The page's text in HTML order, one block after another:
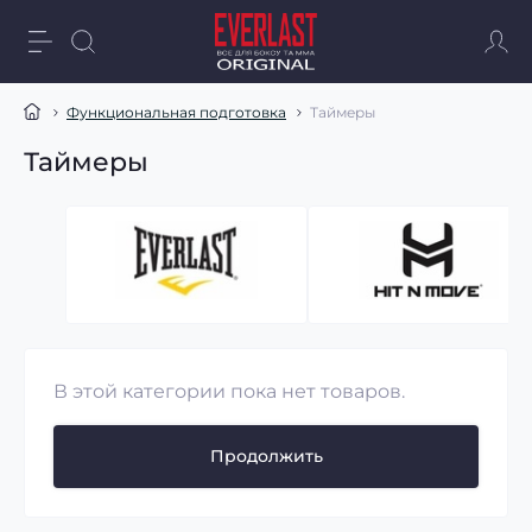
Функциональная подготовка Таймеры
Таймеры
В этой категории пока нет товаров.
Продолжить